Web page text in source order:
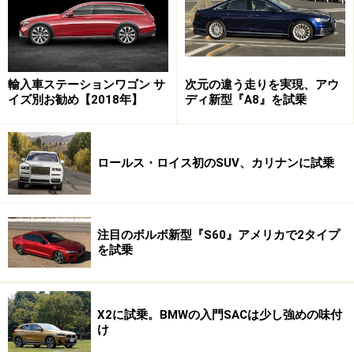
輸入車ステーションワゴン サ
イズ別お勧め【2018年】
次元の違う走りを実現、アウ
ディ新型『A8』を試乗
ロールス・ロイス初のSUV、カリナンに試乗
注目のボルボ新型『S60』アメリカで2タイプ
を試乗
X2に試乗。BMWの入門SACは少し強めの味付
け